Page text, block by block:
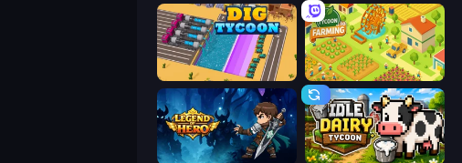
Dig Tycoon Farming Tycoon 3D
Legend of Hero Idle Dairy Tycoon